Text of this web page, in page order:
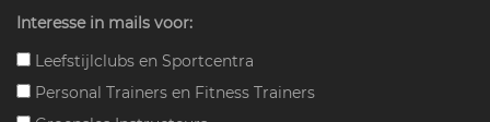
Interesse in mails voor:
Leefstijlclubs en Sportcentra
Personal Trainers en Fitness Trainers